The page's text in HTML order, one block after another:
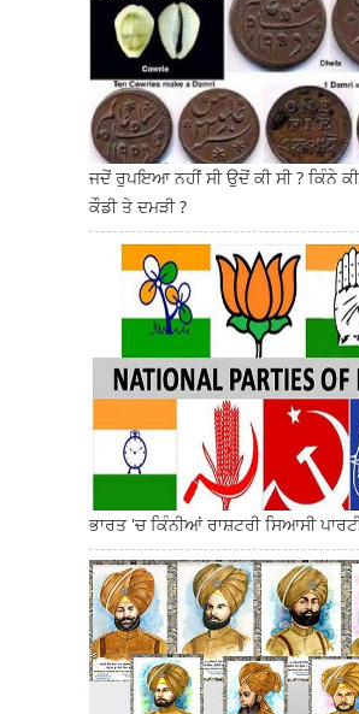
ਜਦੋਂ ਰੁਪਇਆ ਨਹੀਂ ਸੀ ਉਦੋਂ ਕੀ ਸੀ ? ਕਿੰਨੇ
ਕੌਡੀ ਤੇ ਦਮੜੀ ?
ਭਾਰਤ 'ਚ ਕਿੰਨੀਆਂ ਰਾਸ਼ਟਰੀ ਸਿਆਸੀ